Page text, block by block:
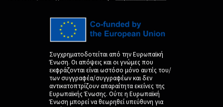
Συγχρηματοδοτείται από την Ευρωπαϊκή
Ένωση. Οι απόψεις και οι γνώμες που
εκφράζονται είναι ωστόσο μόνο αυτές του/
των συγγραφέα/συγγραφέων και δεν
αντικατοπτρίζουν απαραίτητα εκείνες της
Ευρωπαϊκής Ένωσης. Ούτε η Ευρωπαϊκή
Ένωση μπορεί να θεωρηθεί υπεύθυνη για